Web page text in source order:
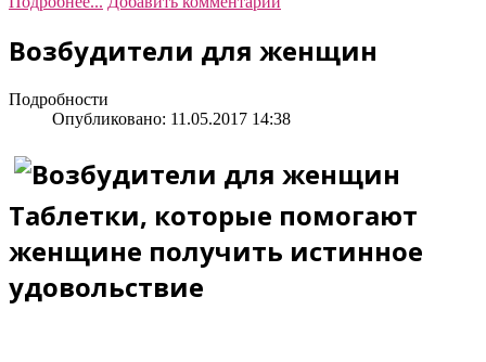
Возбудители для женщин
Подробности
Опубликовано: 11.05.2017 14:38
Таблетки, которые помогают
женщине получить истинное
удовольствие